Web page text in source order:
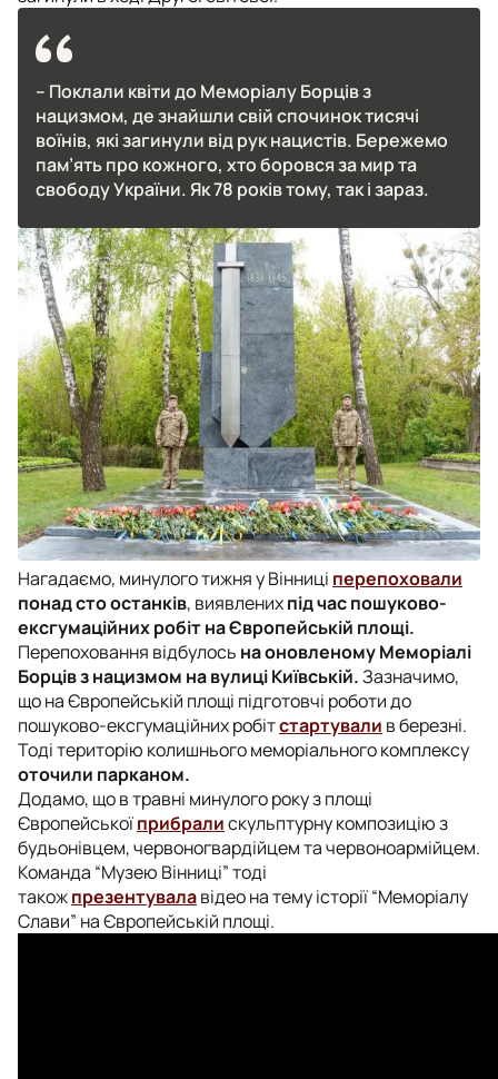
– Поклали квіти до Меморіалу Борців з
нацизмом, де знайшли свій спочинок тисячі
воїнів, які загинули від рук нацистів. Бережемо
пам’ять про кожного, хто боровся за мир та
свободу України. Як 78 років тому, так і зараз.
Нагадаємо, минулого тижня у Вінниці перепоховали
понад сто останків, виявленихпід час пошуково-
ексгумаційних робіт на Європейській площі.
Перепоховання відбулось на оновленому Меморіалі
Борців з нацизмом на вулиці Київській.Зазначимо,
що на Європейській площі підготовчі роботи до
пошуково-ексгумаційних робітстартували в березні.
Тоді територію колишнього меморіального комплексу
оточили парканом.
Додамо, що в травні минулого року з площі
Європейськоїприбралискульптурну композицію з
будьонівцем, червоногвардійцем та червоноармійцем.
Команда “Музею Вінниці” тоді
такожпрезентувалавідео на тему історії “Меморіалу
Слави” на Європейській площі.